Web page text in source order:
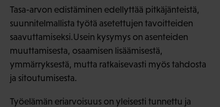
Tasa-arvon edistäminen edellyttää pitkäjänteistä,
suunnitelmallista työtä asetettujen tavoitteiden
saavuttamiseksi.Usein kysymys on asenteiden
muuttamisesta, osaamisen lisäämisestä,
ymmärryksestä, mutta ratkaisevasti myös tahdosta
ja sitoutumisesta.
Työelämän eriarvoisuus on yleisesti tunnettu ja